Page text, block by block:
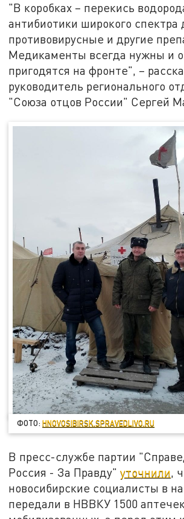
"В коробках – перекись
антибиотики широкого спектра
противовирусные и другие
Медикаменты всегда нужны и
пригодятся на фронте", –
руководитель регионального
"Союза отцов России" Сергей
ФОТО:HNOVOSIBIRSK.SPRAVEDLIVO.RU
В пресс-службе партии
Россия - За Правду"уточнили,
новосибирские социалисты в
передали в НВВКУ 1500